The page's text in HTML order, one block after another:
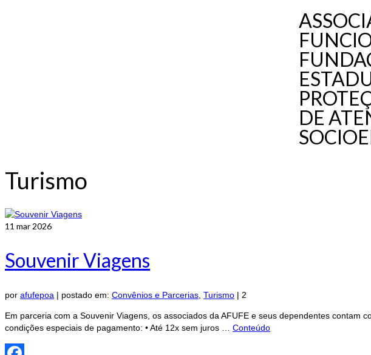
DE
Turismo
11 mar 2026
Souvenir Viagens
por afufepoa | postado em: Convênios e Parcerias Turismo | 2
Em parceria com a Souvenir Viagens, os associados da AFUFE e seus dependentes
condições especiais de pagamento: • Até 12x sem juros … Conteúdo